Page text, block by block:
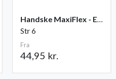
Handske MaxiFlex - Endurance
Str 6
Fra
44,95 kr.